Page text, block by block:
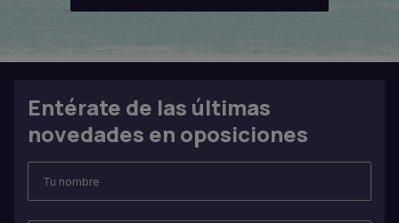
Entérate de las últimas
novedades en oposiciones